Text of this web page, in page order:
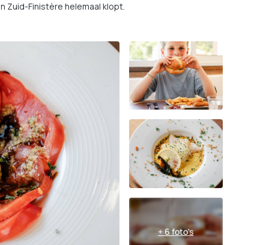
Zuid-Finistère helemaal klopt.
+ 6 foto's